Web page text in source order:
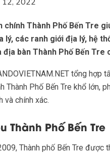
chính Thành Phố Bến Tre
lý, các ranh giới địa lý, hệ
địa bàn Thành Phố Bến Tre
tổng hợp
Thành Phố Bến Tre khổ lớn,
và chính xác.
Thành Phố Bến Tre
Thành phố Bến Tre được